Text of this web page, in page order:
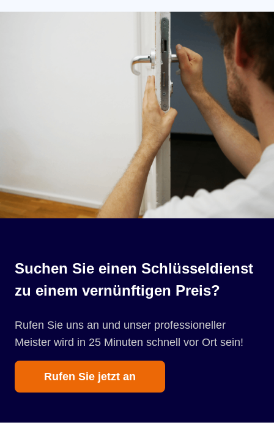
Suchen Sie einen Schlüsseldienst
zu einem vernünftigen Preis?
Rufen Sie uns an und unser professioneller
Meister wird in 25 Minuten schnell vor Ort sein!
Rufen Sie jetzt an